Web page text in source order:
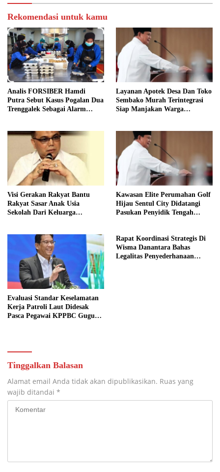
Rekomendasi untuk kamu
Analis FORSIBER Hamdi
Putra Sebut Kasus Pogalan Dua
Trenggalek Sebagai Alarm
Layanan Apotek Desa Dan Toko
Sembako Murah Terintegrasi
Siap Manjakan Warga
Visi Gerakan Rakyat Bantu
Rakyat Sasar Anak Usia
Sekolah Dari Keluarga
Kawasan Elite Perumahan Golf
Hijau Sentul City Didatangi
Pasukan Penyidik Tengah
Evaluasi Standar Keselamatan
Kerja Patroli Laut Didesak
Pasca Pegawai KPPBC Gugur
Rapat Koordinasi Strategis Di
Wisma Danantara Bahas
Legalitas Penyederhanaan
Tinggalkan Balasan
Alamat email Anda tidak akan dipublikasikan. Ruas yang
wajib ditandai *